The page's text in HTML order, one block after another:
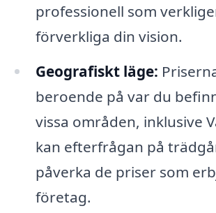
professionell som
förverkliga din vision.
Geografiskt läge:
beroende på var du
vissa områden, inklusive
kan efterfrågan på
påverka de priser som
företag.